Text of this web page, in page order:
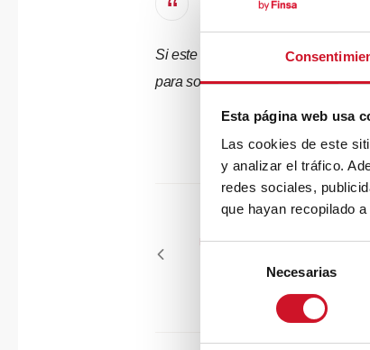
Esta página web usa
Las cookies de este
y analizar el tráfico.
redes sociales,
que hayan recopilado
Necesarias
Si este artículo te ha resultado útil,
para sobrellevar estos tiempos
Navegación
entradas
Previous
PREVIOUS ARTICLE
Low-tech: sostenibilidad